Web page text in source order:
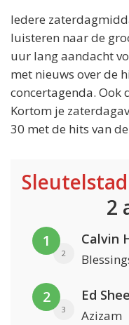
Iedere
luisteren naar de
uur lang aandacht
met nieuws over de
concertagenda. Ook
Kortom je
30 met de hits van
2
1
2
2
3
Ed
Azizam